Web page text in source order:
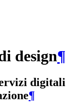
design¶
digitali
¶